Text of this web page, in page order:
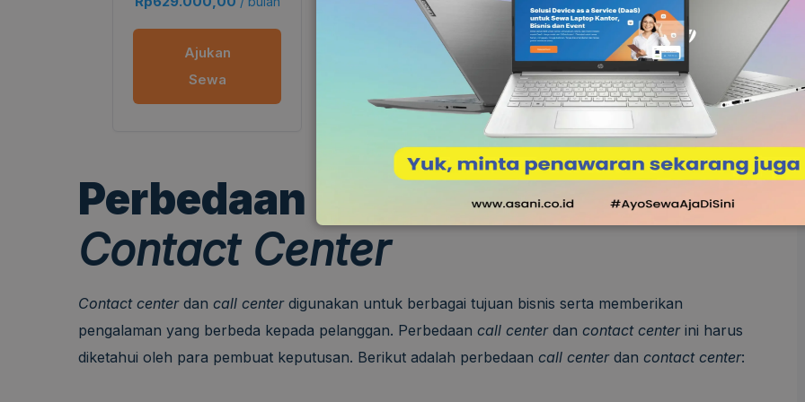
Ajukan
Sewa
Ajukan
Ajukan
Sewa
Perbedaan Call Centerdan
Contact Center
Contact centerdan call centerdigunakan untuk berbagai tujuan bisnis serta memberikan
pengalaman yang berbeda kepada pelanggan. Perbedaan call centerdan contact centerini harus
diketahui oleh para pembuat keputusan. Berikut adalah perbedaan call centerdan contact center: